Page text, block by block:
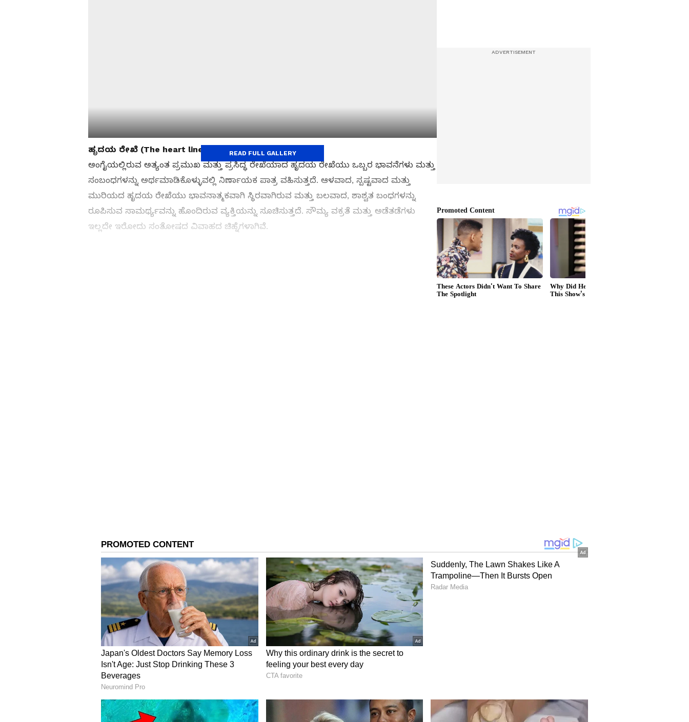
ಹೃದಯ ರೇಖೆ (The heart line)
ಅಂಗೈಯಲ್ಲಿರುವ ಅತ್ಯಂತ ಪ್ರಮುಖ ಮತ್ತು ಪ್ರಸಿದ್ಧ ರೇಖೆಯಾದ ಹೃದಯ ರೇಖೆಯು ಒಬ್ಬರ ಭಾವನೆಗಳು ಮತ್ತು
ಸಂಬಂಧಗಳನ್ನು ಅರ್ಥಮಾಡಿಕೊಳ್ಳುವಲ್ಲಿ ನಿರ್ಣಾಯಕ ಪಾತ್ರ ವಹಿಸುತ್ತದೆ. ಆಳವಾದ, ಸ್ಪಷ್ಟವಾದ ಮತ್ತು
ಮುರಿಯದ ಹೃದಯ ರೇಖೆಯು ಭಾವನಾತ್ಮಕವಾಗಿ ಸ್ಥಿರವಾಗಿರುವ ಮತ್ತು ಬಲವಾದ, ಶಾಶ್ವತ ಬಂಧಗಳನ್ನು
ರೂಪಿಸುವ ಸಾಮರ್ಥ್ಯವನ್ನು ಹೊಂದಿರುವ ವ್ಯಕ್ತಿಯನ್ನು ಸೂಚಿಸುತ್ತದೆ. ಸೌಮ್ಯ ವಕ್ರತೆ ಮತ್ತು ಅಡೆತಡೆಗಳು
ಇಲ್ಲದೇ ಇರೋದು ಸಂತೋಷದ ವಿವಾಹದ ಚಿಹ್ನೆಗಳಾಗಿವೆ.
ಮದುವೆ ರೇಖೆ ಎಂದು ಕರೆಯಲ್ಪಡುವ ಈ ರೇಖೆಯು ಕಿರು ಬೆರಳಿನ ಕೆಳಗೆ ಇದೆ ಮತ್ತು ಒಬ್ಬರ ವೈವಾಹಿಕ
ಜೀವನದ ಒಳನೋಟಗಳನ್ನು ಬಹಿರಂಗಪಡಿಸುತ್ತದೆ ಎಂದು ನಂಬಲಾಗಿದೆ. ದೀರ್ಘವಾದ, ನೇರವಾದ ವಿವಾಹ
ರೇಖೆಯನ್ನು ಅನೇಕವೇಳೆ ಯಶಸ್ವಿ ಮತ್ತು ಶಾಶ್ವತ ವಿವಾಹದ ಸಂಕೇತವಾಗಿ ನೋಡಲಾಗುತ್ತದೆ. ಇದಕ್ಕೆ
ವ್ಯತಿರಿಕ್ತವಾಗಿ, ಒಂದು ಸಣ್ಣ ಅಥವಾ ವಿಭಜಿತ ರೇಖೆಯು ಸವಾಲುಗಳನ್ನು ಅಥವಾ ಬಹು ವಿವಾಹಗಳನ್ನು
ಸೂಚಿಸಬಹುದು.
READ FULL GALLERY